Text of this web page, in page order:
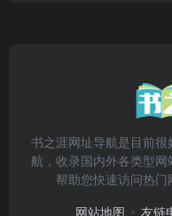
书之涯网址导航是目前
航，收录国内外各类型网
帮助您快速访问热门
网站地图 友链